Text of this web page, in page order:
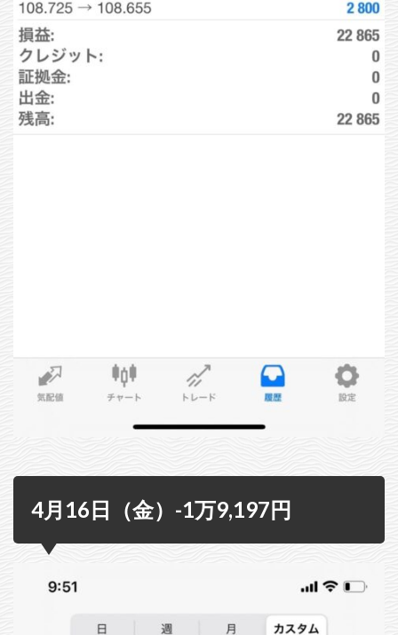
4月16日（金）-1万9,197円